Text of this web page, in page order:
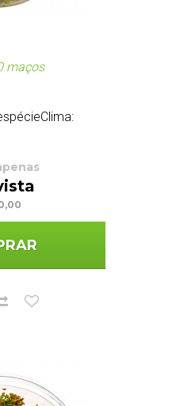
maços